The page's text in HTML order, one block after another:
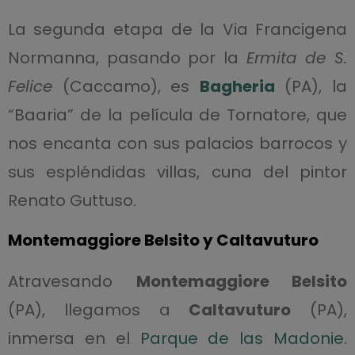
La segunda etapa de la Via Francigena
Normanna, pasando por la Ermita de S.
Felice(Caccamo), es Bagheria (PA), la
“Baaria” de la película de Tornatore, que
nos encanta con sus palacios barrocos y
sus espléndidas villas, cuna del pintor
Renato Guttuso.
Montemaggiore Belsito y Caltavuturo
Atravesando Montemaggiore Belsito
(PA), llegamos a Caltavuturo (PA),
inmersa en el Parque de las Madonie.